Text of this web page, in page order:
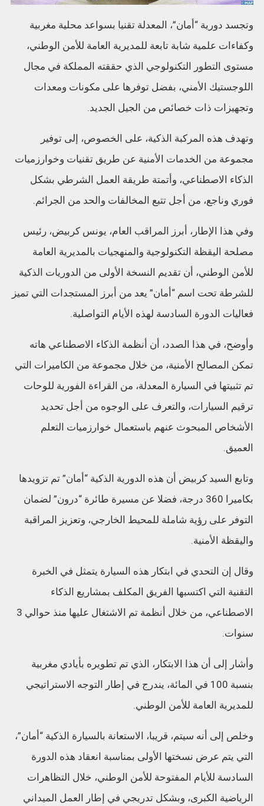
وتجسد دورية “أمان”، المعدلة تقنيا بسواعد محلية مغربية
وكفاءات علمية شابة تابعة للمديرية العامة للأمن الوطني،
مستوى التطور التكنولوجي الذي حققته المملكة في مجال
اللوجستيك الأمني، بفضل توفرها على مكونات ومعدات
وتجهيزات ذات خصائص من الجيل الجديد.
وتهدف هذه المركبة الذكية، على الخصوص، إلى توفير
مجموعة من الخدمات الأمنية عن طريق تقنيات وخوارزميات
الذكاء الاصطناعي، وأتمتة طريقة العمل الشرطي بشكل
فوري وناجع، من أجل تتبع المخالفات والحد من الجرائم.
وفي هذا الإطار، أبرز المراقب العام، يونس كربيض، رئيس
مصلحة اليقظة التكنولوجية والمنهجيات بالمديرية العامة
للأمن الوطني، أن تقديم النسخة الأولى من الدوريات الذكية
للشرطة تحت اسم “أمان” يعد من أبرز المستجدات التي تميز
فعاليات الدورة السادسة لهذه الأيام التواصلية.
وأوضح، في هذا الصدد، أن أنظمة الذكاء الاصطناعي هاته
تمكن المصالح الأمنية، من خلال مجموعة من الكاميرات التي
تم تثبيتها في السيارة المعدلة، من القراءة الفورية للوحات
ترقيم السيارات، والتعرف على الوجوه من أجل تحديد
الأشخاص المبحوث عنهم باستعمال خوارزميات التعلم
العميق.
وتابع السيد كربيض أن هذه الدورية الذكية “أمان” تم تزويدها
بكاميرا 360 درجة، فضلا عن مسيرة طائرة “درون” لضمان
التوفر على رؤية شاملة للمحيط الخارجي، وتعزيز المراقبة
واليقظة الأمنية.
وقال إن التحدي في ابتكار هذه السيارة يتمثل في الخبرة
التقنية التي اكتسبها الفريق المكلف بمشاريع الذكاء
الاصطناعي، من خلال أنظمة تم الاشتغال عليها منذ حوالي 3
سنوات.
وأشار إلى أن هذا الابتكار، الذي تم تطويره بأيادي مغربية
بنسبة 100 في المائة، يندرج في إطار التوجه الاستراتيجي
للمديرية العامة للأمن الوطني.
وخلص إلى أنه سيتم، قريبا، الاستعانة بالسيارة الذكية “أمان”،
التي يتم عرض نسختها الأولى بمناسبة انعقاد هذه الدورة
السادسة للأيام المفتوحة للأمن الوطني، خلال التظاهرات
الرياضية الكبرى، وبشكل تدريجي في إطار العمل الميداني